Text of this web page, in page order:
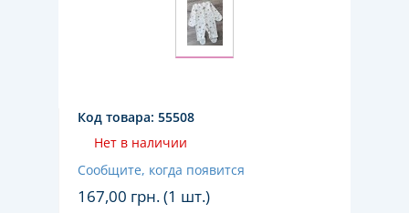
Код товара: 55508
Нет в наличии
Сообщите, когда появится
167,00 грн. (1 шт.)